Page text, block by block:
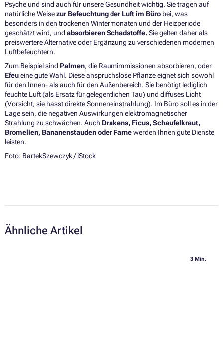
Psyche und sind auch für unsere Gesundheit wichtig. Sie tragen auf
natürliche Weisezur Befeuchtung der Luft im Büro bei, was
besonders in den trockenen Wintermonaten und der Heizperiode
geschätzt wird, und absorbieren Schadstoffe.Sie gelten daher als
preiswertere Alternative oder Ergänzung zu verschiedenen modernen
Luftbefeuchtern.
Zum Beispiel sind Palmen, die Raumimmissionen absorbieren, oder
Efeueine gute Wahl. Diese anspruchslose Pflanze eignet sich sowohl
für den Innen- als auch für den Außenbereich. Sie benötigt lediglich
feuchte Luft (als Ersatz für gelegentlichen Tau) und diffuses Licht
(Vorsicht, sie hasst direkte Sonneneinstrahlung). Im Büro soll es in der
Lage sein, die negativen Auswirkungen elektromagnetischer
Strahlung zu schwächen. Auch Drakens, Ficus, Schaufelkraut,
Bromelien, Bananenstauden oder Farnewerden Ihnen gute Dienste
leisten.
Foto: BartekSzewczyk / iStock
Ähnliche Artikel
3 Min.